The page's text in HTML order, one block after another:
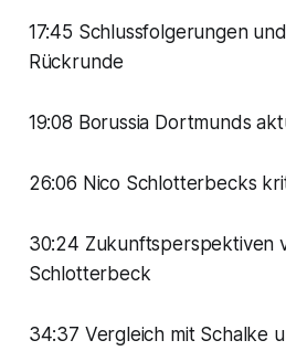
17:45 Schlussfolgerungen
Rückrunde
19:08 Borussia Dortmunds
26:06 Nico Schlotterbecks
30:24 Zukunftsperspektiven
Schlotterbeck
34:37 Vergleich mit Schalke